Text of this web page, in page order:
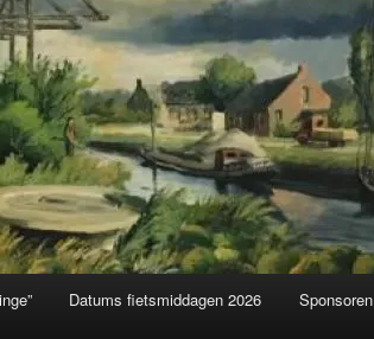
Datums fietsmiddagen 2026 Sponsoren